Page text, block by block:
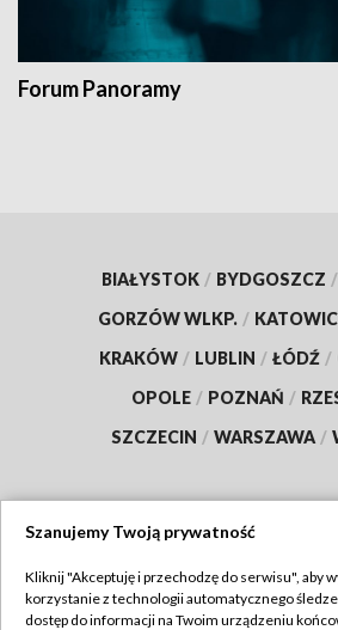
Forum Panoramy
BIAŁYSTOK / BYDGOSZCZ /
GORZÓW WLKP. /
KRAKÓW / LUBLIN / ŁÓDŹ /
OPOLE / POZNAŃ /
SZCZECIN / WARSZAWA /
TVP
Szanujemy Twoją prywatność
Kliknij "Akceptuję i przechodzę do serwisu", aby
korzystanie z technologii automatycznego
dostęp do informacji na Twoim urządzeniu